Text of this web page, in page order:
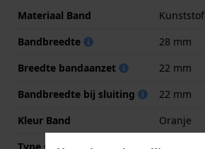
Materiaal Band
Kunststof
Bandbreedte
28 mm
Breedte bandaanzet
22 mm
Bandbreedte bij sluiting
22 mm
Kleur Band
Oranje